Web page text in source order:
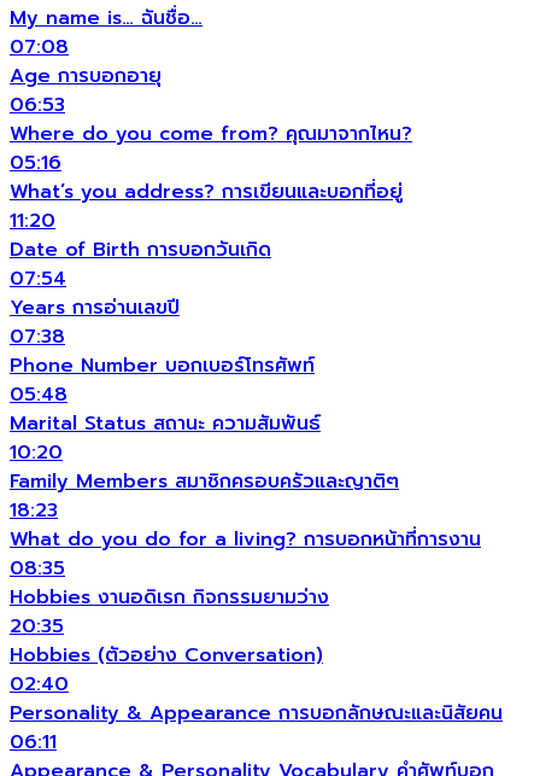
My name is… ฉันชื่อ…
07:08
Age การบอกอายุ
06:53
Where do you come from? คุณมาจากไหน?
05:16
What’s you address? การเขียนและบอกที่อยู่
11:20
Date of Birth การบอกวันเกิด
07:54
Years การอ่านเลขปี
07:38
Phone Number บอกเบอร์โทรศัพท์
05:48
Marital Status สถานะ ความสัมพันธ์
10:20
Family Members สมาชิกครอบครัวและญาติๆ
18:23
What do you do for a living? การบอกหน้าที่การงาน
08:35
Hobbies งานอดิเรก กิจกรรมยามว่าง
20:35
Hobbies (ตัวอย่าง Conversation)
02:40
Personality & Appearance การบอกลักษณะและนิสัยคน
06:11